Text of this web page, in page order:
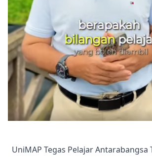
UniMAP Tegas Pelajar Antarabangsa